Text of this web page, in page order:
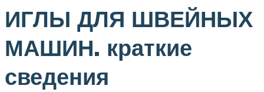
ИГЛЫ ДЛЯ ШВЕЙНЫХ
МАШИН. краткие
сведения